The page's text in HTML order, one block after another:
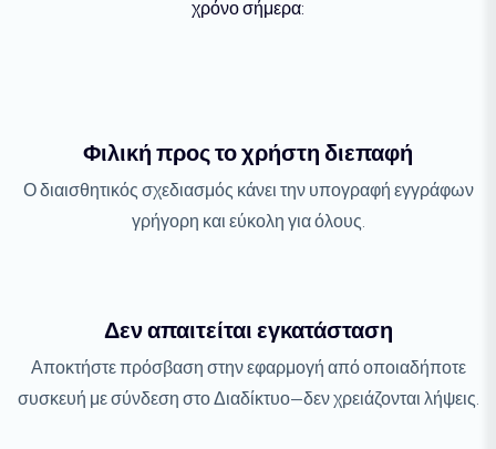
χρόνο σήμερα:
Φιλική προς το χρήστη διεπαφή
Ο διαισθητικός σχεδιασμός κάνει την υπογραφή εγγράφων
γρήγορη και εύκολη για όλους.
Δεν απαιτείται εγκατάσταση
Αποκτήστε πρόσβαση στην εφαρμογή από οποιαδήποτε
συσκευή με σύνδεση στο Διαδίκτυο—δεν χρειάζονται λήψεις.